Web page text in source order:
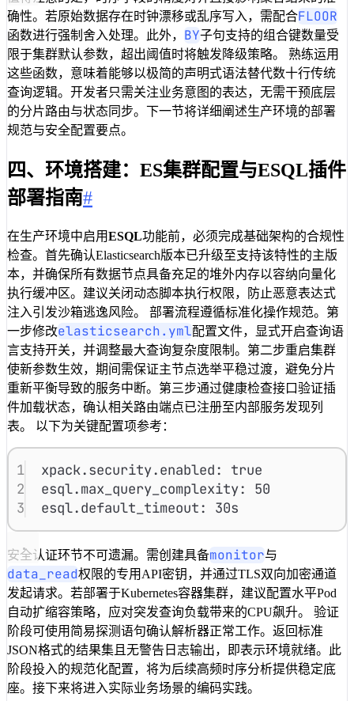
确性。若原始数据存在时钟漂移或乱序写入，需配合FLOOR
函数进行强制舍入处理。此外， BY子句支持的组合键数量受
限于集群默认参数，超出阈值时将触发降级策略。 熟练运用
这些函数，意味着能够以极简的声明式语法替代数十行传统
查询逻辑。开发者只需关注业务意图的表达，无需干预底层
的分片路由与状态同步。下一节将详细阐述生产环境的部署
规范与安全配置要点。
四、环境搭建：ES集群配置与ESQL插件
部署指南#
在生产环境中启用ESQL功能前，必须完成基础架构的合规性
检查。首先确认Elasticsearch版本已升级至支持该特性的主版
本，并确保所有数据节点具备充足的堆外内存以容纳向量化
执行缓冲区。建议关闭动态脚本执行权限，防止恶意表达式
注入引发沙箱逃逸风险。 部署流程遵循标准化操作规范。第
一步修改elasticsearch.yml配置文件，显式开启查询语
言支持开关，并调整最大查询复杂度限制。第二步重启集群
使新参数生效，期间需保证主节点选举平稳过渡，避免分片
重新平衡导致的服务中断。第三步通过健康检查接口验证插
件加载状态，确认相关路由端点已注册至内部服务发现列
表。 以下为关键配置项参考：
1 xpack.security.enabled: true
2
esql.max_query_complexity: 50
3
esql.default_timeout: 30s
安全认证环节不可遗漏。需创建具备monitor与
data_read权限的专用API密钥，并通过TLS双向加密通道
发起请求。若部署于Kubernetes容器集群，建议配置水平Pod
自动扩缩容策略，应对突发查询负载带来的CPU飙升。 验证
阶段可使用简易探测语句确认解析器正常工作。返回标准
JSON格式的结果集且无警告日志输出，即表示环境就绪。此
阶段投入的规范化配置，将为后续高频时序分析提供稳定底
座。接下来将进入实际业务场景的编码实践。